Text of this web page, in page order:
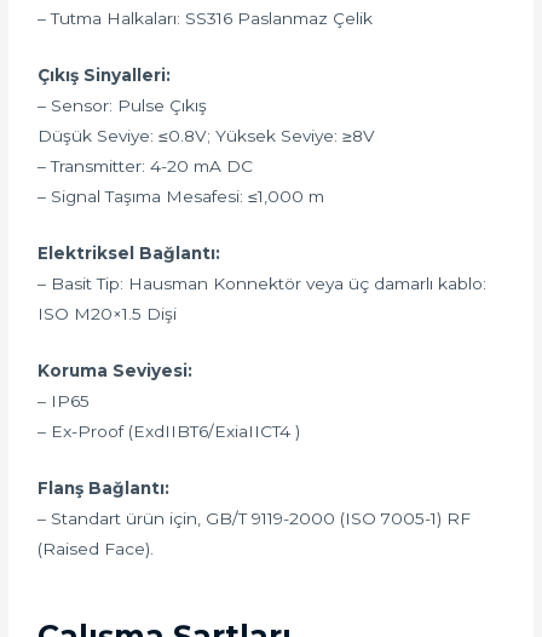
– Tutma Halkaları: SS316 Paslanmaz Çelik
Çıkış Sinyalleri:
– Sensor: Pulse Çıkış
Düşük Seviye: ≤0.8V; Yüksek Seviye: ≥8V
– Transmitter: 4-20 mA DC
– Signal Taşıma Mesafesi: ≤1,000 m
Elektriksel Bağlantı:
– Basit Tip: Hausman Konnektör veya üç damarlı kablo:
ISO M20×1.5 Dişi
Koruma Seviyesi:
– IP65
– Ex-Proof (ExdIIBT6/ExiaIICT4 )
Flanş Bağlantı:
– Standart ürün için, GB/T 9119-2000 (ISO 7005-1) RF
(Raised Face).